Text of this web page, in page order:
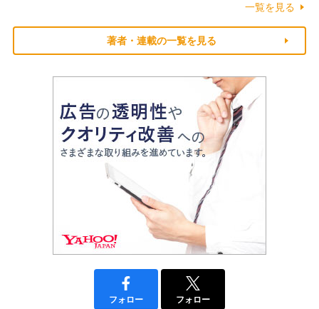
一覧を見る
著者・連載の一覧を見る
フォロー フォロー